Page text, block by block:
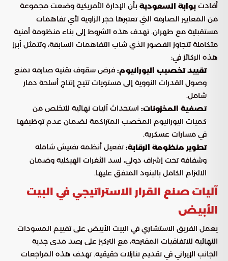
أفادت بوابة السعودية بأن الإدارة الأمريكية وضعت مجموعة
من المعايير الصارمة التي تعتبرها حجر الزاوية لأي تفاهمات
مستقبلية مع طهران. تهدف هذه الشروط إلى بناء منظومة أمنية
متكاملة تتجاوز القصور الذي شاب التفاهمات السابقة، وتتمثل أبرز
هذه الركائز في:
تقييد تخصيب اليورانيوم: فرض سقوف تقنية صارمة تمنع
وصول القدرات النووية إلى مستويات تتيح إنتاج أسلحة دمار
شامل.
تصفية المخزونات: استحداث آليات نهائية للتخلص من
كميات اليورانيوم المخصب المتراكمة لضمان عدم توظيفها
في مسارات عسكرية.
تطوير منظومة الرقابة:تفعيل أنظمة تفتيش شاملة
وشفافة تحت إشراف دولي، لسد الثغرات الهيكلية وضمان
الالتزام الكامل بالبنود المتفق عليها.
آليات صنع القرار الاستراتيجي في البيت
الأبيض
يعمل الفريق الاستشاري في البيت الأبيض على تقييم المسودات
النهائية للاتفاقيات المقترحة، مع التركيز على رصد مدى جدية
الجانب الإيراني في تقديم تنازلات حقيقية. تهدف هذه المراجعات